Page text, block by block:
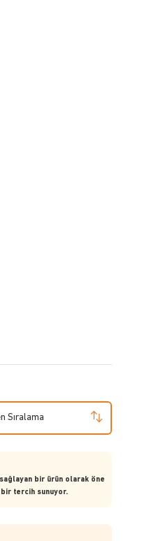
Sıralama
bir ürün olarak öne
bir tercih sunuyor.